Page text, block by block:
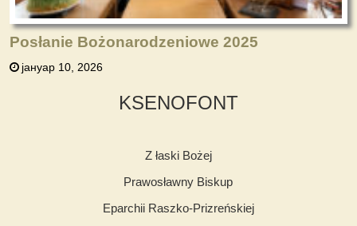
Posłanie Bożonarodzeniowe 2025
јануар 10, 2026
KSENOFONT
Z łaski Bożej
Prawosławny Biskup
Eparchii Raszko-Prizreńskiej